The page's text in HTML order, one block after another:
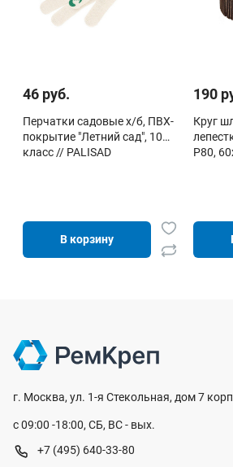
46 руб.
Перчатки садовые х/б, ПВХ-
покрытие "Летний сад", 10
класс // PALISAD
В корзину
190
Круг
P80,
г. Москва, ул. 1-я Стекольная, дом 7
с 09:00 -18:00, СБ, ВС - вых.
+7 (495) 640-33-80